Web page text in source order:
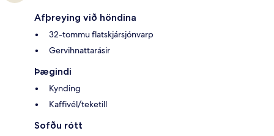
Afþreying við höndina
32-tommu flatskjársjónvarp
Gervihnattarásir
Þægindi
Kynding
Kaffivél/teketill
Sofðu rótt